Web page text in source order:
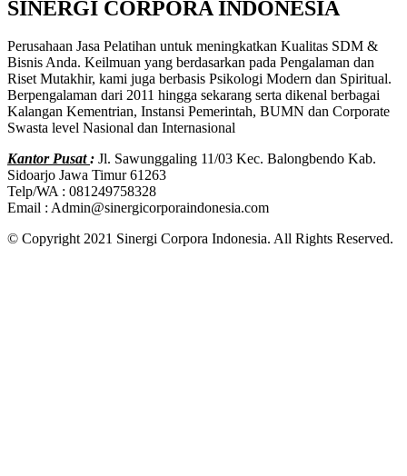
SINERGI CORPORA INDONESIA
Perusahaan Jasa Pelatihan untuk meningkatkan Kualitas SDM &
Bisnis Anda. Keilmuan yang berdasarkan pada Pengalaman dan
Riset Mutakhir, kami juga berbasis Psikologi Modern dan Spiritual.
Berpengalaman dari 2011 hingga sekarang serta dikenal berbagai
Kalangan Kementrian, Instansi Pemerintah, BUMN dan Corporate
Swasta level Nasional dan Internasional
Kantor Pusat: Jl. Sawunggaling 11/03 Kec. Balongbendo Kab.
Sidoarjo Jawa Timur 61263
Telp/WA : 081249758328
Email : Admin@sinergicorporaindonesia.com
© Copyright 2021 Sinergi Corpora Indonesia. All Rights Reserved.